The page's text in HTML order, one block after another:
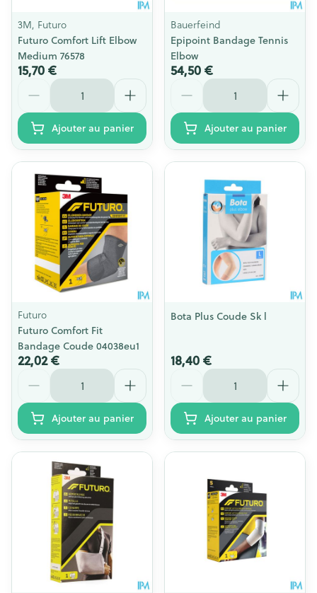
3M, Futuro
Futuro Comfort Lift Elbow
Medium 76578
15,70 €
Quantité
Ajouter au panier
Bauerfeind
Epipoint Bandage Tennis
Elbow
54,50 €
Quantité
Ajouter au panier
Futuro
Futuro Comfort Fit
Bandage Coude 04038eu1
22,02 €
Quantité
Ajouter au panier
Bota Plus Coude Sk l
18,40 €
Quantité
Ajouter au panier